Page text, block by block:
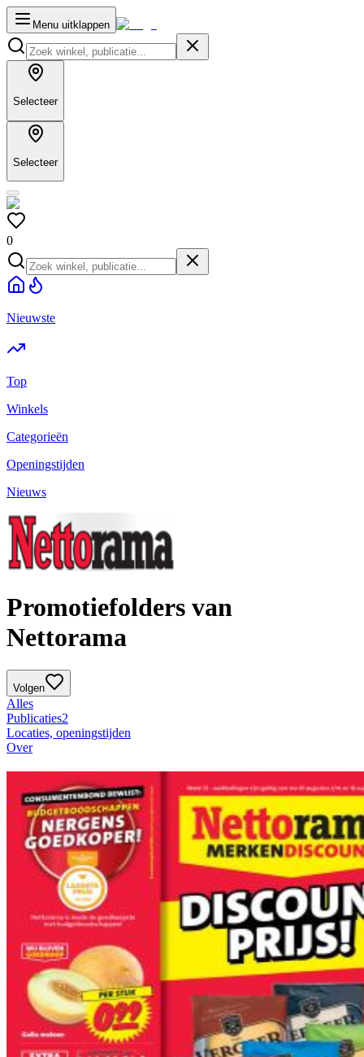
Menu uitklappen
Selecteer
Selecteer
0
Nieuwste
Top
Winkels
Categorieën
Openingstijden
Nieuws
Promotiefolders van
Nettorama
Volgen
Alles
Publicaties2
Locaties, openingstijden
Over